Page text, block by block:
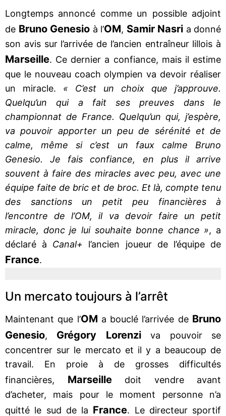
Longtemps annoncé comme un possible adjoint
de Bruno Genesio à l’OM, Samir Nasri a donné
son avis sur l’arrivée de l’ancien entraîneur lillois à
Marseille. Ce dernier a confiance, mais il estime
que le nouveau coach olympien va devoir réaliser
un miracle. « C’est un choix que j’approuve.
Quelqu’un qui a fait ses preuves dans le
championnat de France. Quelqu’un qui, j’espère,
va pouvoir apporter un peu de sérénité et de
calme, même si c’est un faux calme Bruno
Genesio. Je fais confiance, en plus il arrive
souvent à faire des miracles avec peu, avec une
équipe faite de bric et de broc. Et là, compte tenu
des sanctions un petit peu financières à
l’encontre de l’OM, il va devoir faire un petit
miracle, donc je lui souhaite bonne chance », a
déclaré à Canal+ l’ancien joueur de l’équipe de
France.
Un mercato toujours à l’arrêt
Maintenant que l’OM a bouclé l’arrivée de Bruno
Genesio, Grégory Lorenziva pouvoir se
concentrer sur le mercato et il y a beaucoup de
travail. En proie à de grosses difficultés
financières, Marseilledoit vendre avant
d’acheter, mais pour le moment personne n’a
quitté le sud de la France. Le directeur sportif